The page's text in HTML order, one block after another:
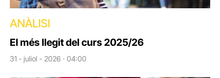
ANÀLISI
El més llegit del curs 2025/26
31 - juliol - 2026 · 04:00